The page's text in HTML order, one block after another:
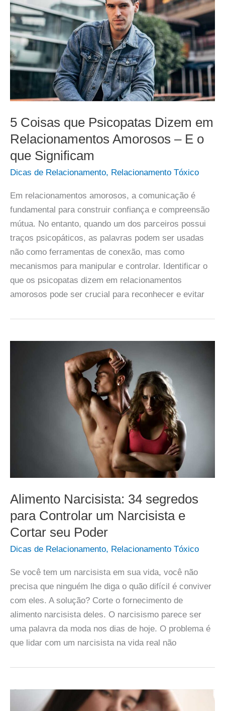
5 Coisas que Psicopatas Dizem em
Relacionamentos Amorosos – E o
que Significam
Dicas de Relacionamento, Relacionamento Tóxico
Em relacionamentos amorosos, a comunicação é
fundamental para construir confiança e compreensão
mútua. No entanto, quando um dos parceiros possui
traços psicopáticos, as palavras podem ser usadas
não como ferramentas de conexão, mas como
mecanismos para manipular e controlar. Identificar o
que os psicopatas dizem em relacionamentos
amorosos pode ser crucial para reconhecer e evitar
Alimento Narcisista: 34 segredos
para Controlar um Narcisista e
Cortar seu Poder
Dicas de Relacionamento, Relacionamento Tóxico
Se você tem um narcisista em sua vida, você não
precisa que ninguém lhe diga o quão difícil é conviver
com eles. A solução? Corte o fornecimento de
alimento narcisista deles. O narcisismo parece ser
uma palavra da moda nos dias de hoje. O problema é
que lidar com um narcisista na vida real não